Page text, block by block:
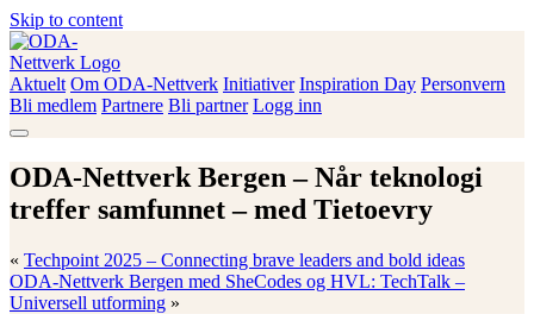
Skip to content
ODA-Nettverk
Aktuelt Om ODA-Nettverk Initiativer Inspiration Day Personvern
Bli medlem Partnere Bli partner Logg inn
ODA-Nettverk Bergen – Når teknologi
treffer samfunnet – med Tietoevry
« Techpoint 2025 – Connecting brave leaders and bold ideas
ODA-Nettverk Bergen med SheCodes og HVL: TechTalk –
Universell utforming »